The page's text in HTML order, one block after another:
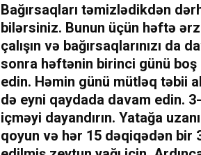
Bağırsaqları təmizlədikdən
bilərsiniz. Bunun üçün həftə
çalışın və bağırsaqlarınızı
sonra həftənin birinci günü boş
edin. Həmin günü mütləq təbii
də eyni qaydada davam edin.
içməyi dayandırın. Yatağa
qoyun və hər 15 dəqiqədən bir